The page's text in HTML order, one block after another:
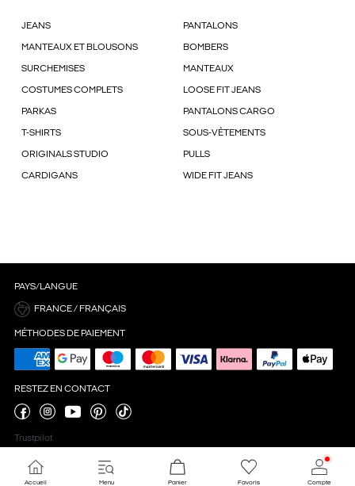
JEANS PANTALONS
MANTEAUX ET BLOUSONS BOMBERS
SURCHEMISES MANTEAUX
COSTUMES COMPLETS LOOSE FIT JEANS
PARKAS PANTALONS CARGO
T-SHIRTS SOUS-VÊTEMENTS
ORIGINALS STUDIO PULLS
CARDIGANS WIDE FIT JEANS
PAYS/LANGUE
FRANCE / FRANÇAIS
MÉTHODES DE PAIEMENT
RESTEZ EN CONTACT
Trustpilot
Accueil Menu Panier Favoris Compte